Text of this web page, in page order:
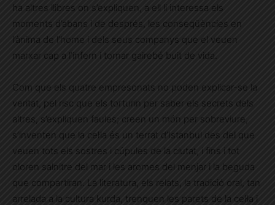
ha altres llibres on s’expliquen, a ell li interessa els
moments d’abans i de després, les conseqüències en
l’ànima de l’home i dels seus companys que el veuen
marxar cap a l’infern i tornar gairebé buit de vida.
Com que els quatre empresonats no poden explicar-se la
veritat, pel risc que els torturin per saber els secrets dels
altres, s’expliquen faules; creen un món per sobreviure,
s’inventen que la cel·la és un terrat d’Istanbul des del que
veuen tots els sostres i cúpules de la ciutat, i fins i tot
oloren salnitre del mar i les aromes del menjar i la beguda
que compartiran. La literatura, els relats, la tradició oral, tan
arrelada a la cultura kurda, trenquen les parets de la cel·la i